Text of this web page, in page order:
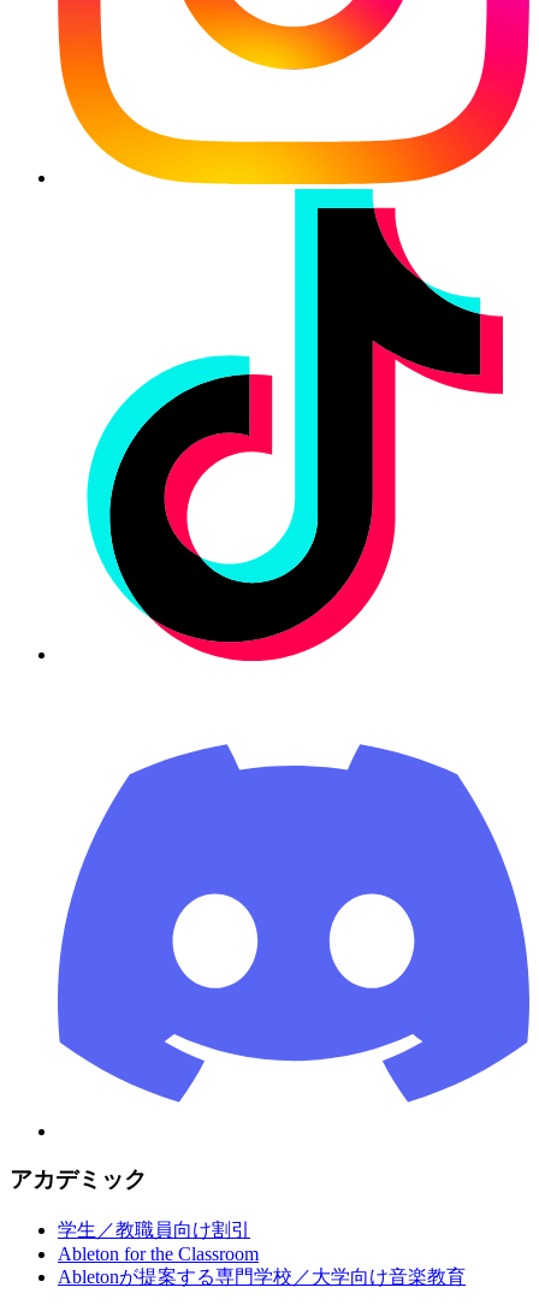
アカデミック
学生／教職員向け割引
Ableton for the Classroom
Abletonが提案する専門学校／大学向け音楽教育